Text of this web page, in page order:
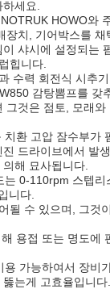
세요.
HOWO와
장치, 기어박스를 채
샤시에 설정되는
힙니다.
수력 회전식 시추
감탕뽐프를 갖
그것은 점토, 모래와
환 고압 잠수부가
드라이브에서 발
해 묘사됩니다.
0-110rpm 스텝리
니다.
될 수 있으며, 그것
용접 또는 명도에
가능하여서 장비
는게 고효율입니다.